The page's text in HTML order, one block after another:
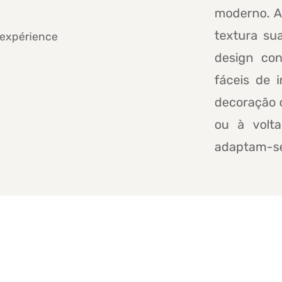
moderno.
textura
design
fáceis de
decoração
ou à
adaptam-